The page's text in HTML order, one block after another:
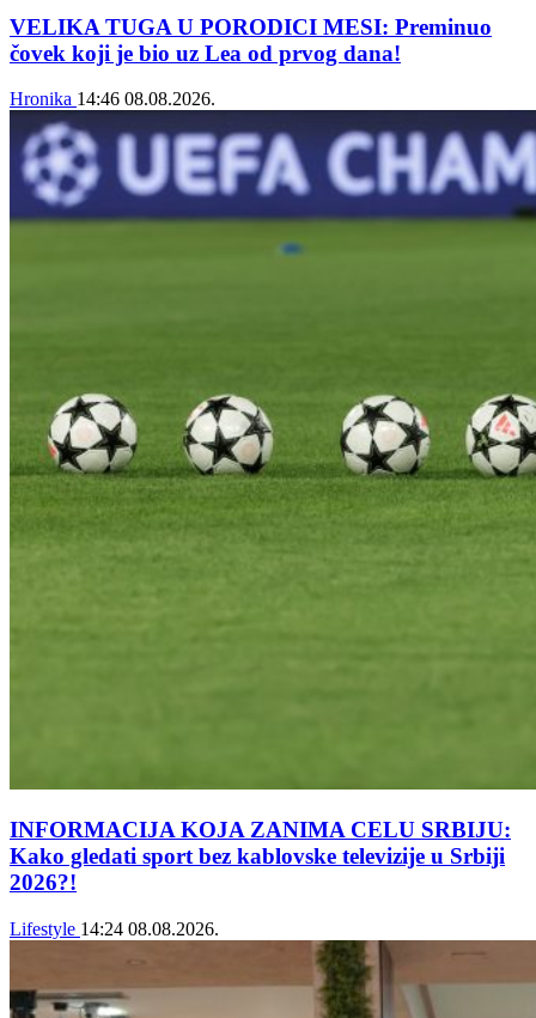
VELIKA TUGA U PORODICI MESI: Preminuo
čovek koji je bio uz Lea od prvog dana!
Hronika 14:46 08.08.2026.
INFORMACIJA KOJA ZANIMA CELU SRBIJU:
Kako gledati sport bez kablovske televizije u Srbiji
2026?!
Lifestyle 14:24 08.08.2026.